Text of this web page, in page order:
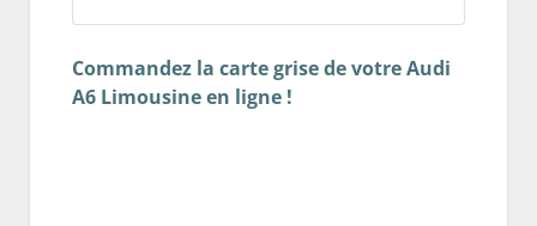
Commandez la carte grise de votre Audi
A6 Limousine en ligne !